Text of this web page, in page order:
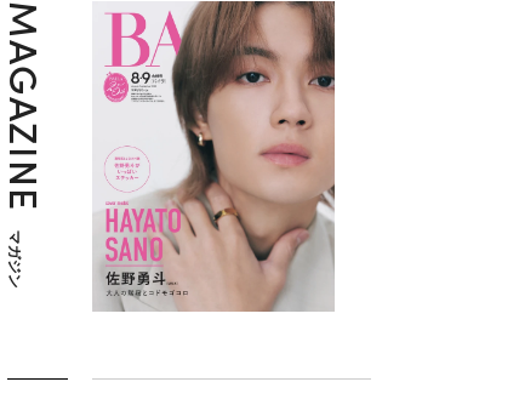
MAGAZINE
マガジン